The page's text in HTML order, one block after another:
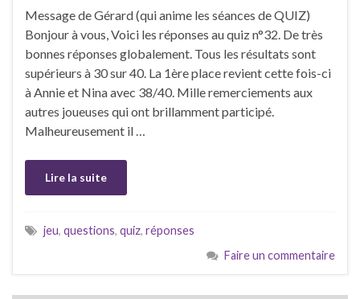
Message de Gérard (qui anime les séances de QUIZ)
Bonjour à vous, Voici les réponses au quiz n°32. De très
bonnes réponses globalement. Tous les résultats sont
supérieurs à 30 sur 40. La 1ère place revient cette fois-ci
à Annie et Nina avec 38/40. Mille remerciements aux
autres joueuses qui ont brillamment participé.
Malheureusement il …
Lire la suite
jeu, questions, quiz, réponses
Faire un commentaire